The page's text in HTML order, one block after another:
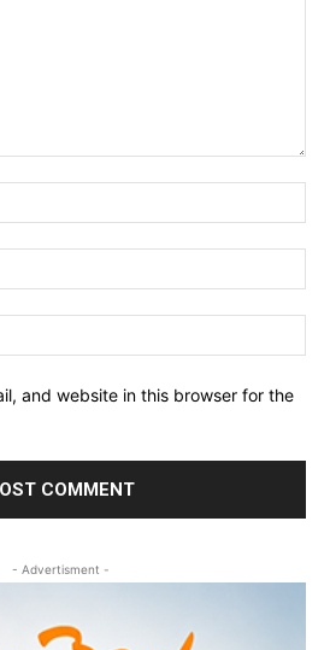
and website in this browser for the
- Advertisment -